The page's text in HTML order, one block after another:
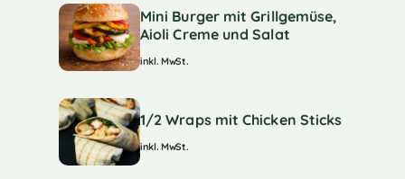
Mini Burger mit Grillgemüse,
Aioli Creme und Salat
inkl. MwSt.
1/2 Wraps mit Chicken Sticks
inkl. MwSt.